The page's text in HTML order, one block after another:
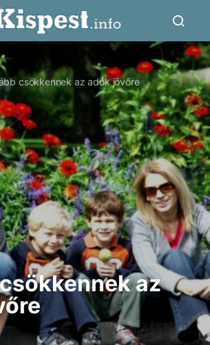
csökkennek az adók jövőre
az